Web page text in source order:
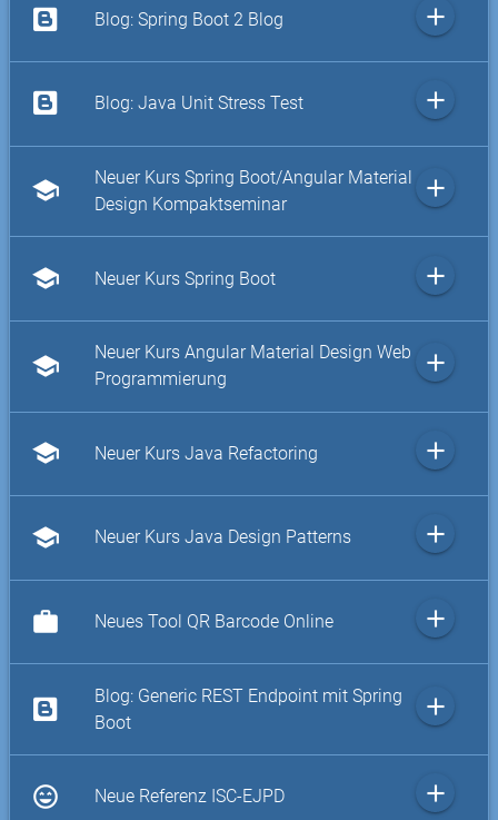
Blog: Spring Boot 2 Blog add
Blog: Java Unit Stress Test add
school
Neuer Kurs Spring Boot/Angular Material
Design Kompaktseminar
add
school Neuer Kurs Spring Boot add
school
Neuer Kurs Angular Material Design Web
Programmierung
add
school Neuer Kurs Java Refactoring add
school Neuer Kurs Java Design Patterns add
work Neues Tool QR Barcode Online add
Blog: Generic REST Endpoint mit Spring
Boot
add
sentiment_very_satisfied Neue Referenz ISC-EJPD add